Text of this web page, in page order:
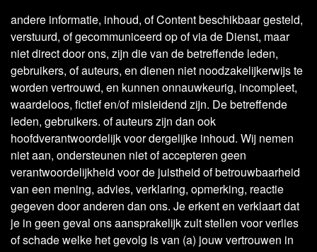
andere informatie, inhoud, of Content beschikbaar gesteld,
verstuurd, of gecommuniceerd op of via de Dienst, maar
niet direct door ons, zijn die van de betreffende leden,
gebruikers, of auteurs, en dienen niet noodzakelijkerwijs te
worden vertrouwd, en kunnen onnauwkeurig, incompleet,
waardeloos, fictief en/of misleidend zijn. De betreffende
leden, gebruikers. of auteurs zijn dan ook
hoofdverantwoordelijk voor dergelijke inhoud. Wij nemen
niet aan, ondersteunen niet of accepteren geen
verantwoordelijkheid voor de juistheid of betrouwbaarheid
van een mening, advies, verklaring, opmerking, reactie
gegeven door anderen dan ons. Je erkent en verklaart dat
je in geen geval ons aansprakelijk zult stellen voor verlies
of schade welke het gevolg is van (a) jouw vertrouwen in